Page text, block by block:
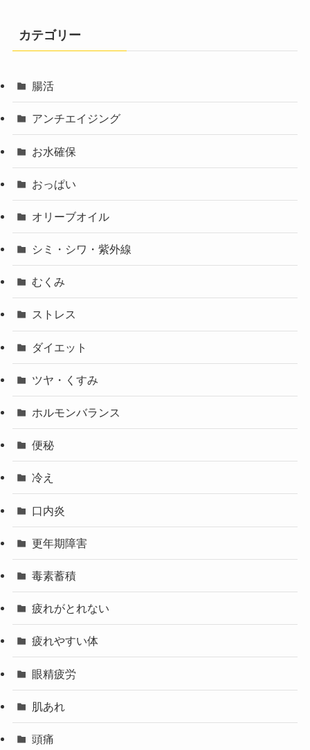
カテゴリー
腸活
アンチエイジング
お水確保
おっぱい
オリーブオイル
シミ・シワ・紫外線
むくみ
ストレス
ダイエット
ツヤ・くすみ
ホルモンバランス
便秘
冷え
口内炎
更年期障害
毒素蓄積
疲れがとれない
疲れやすい体
眼精疲労
肌あれ
頭痛